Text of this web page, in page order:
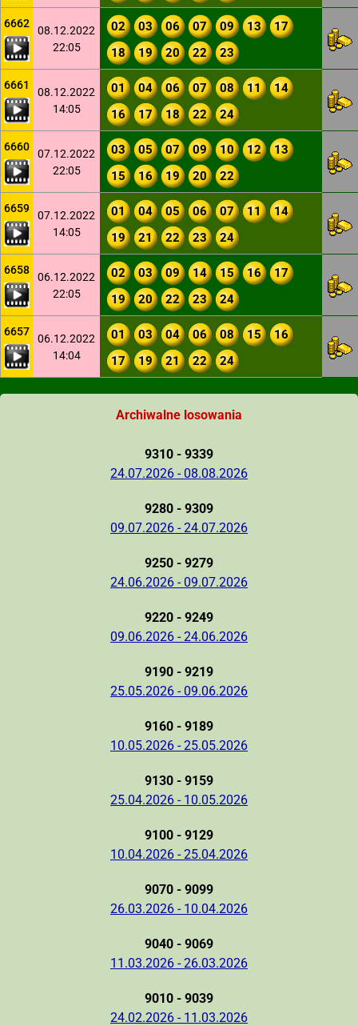
6662
08.12.2022
22:05
02 03 06 07 09 13
17
18
19 20 22 23
6661
08.12.2022
14:05
01 04 06 07 08 11
14
16
17 18 22 24
6660
07.12.2022
22:05
03 05 07 09 10 12
13
15
16 19 20 22
6659
07.12.2022
14:05
01 04 05 06 07 11
14
19
21 22 23 24
6658
06.12.2022
22:05
02 03 09 14 15 16
17
19
20 22 23 24
6657
06.12.2022
14:04
01 03 04 06 08 15
16
17
19 21 22 24
Archiwalne losowania
9310 - 9339
24.07.2026 - 08.08.2026
9280 - 9309
09.07.2026 - 24.07.2026
9250 - 9279
24.06.2026 - 09.07.2026
9220 - 9249
09.06.2026 - 24.06.2026
9190 - 9219
25.05.2026 - 09.06.2026
9160 - 9189
10.05.2026 - 25.05.2026
9130 - 9159
25.04.2026 - 10.05.2026
9100 - 9129
10.04.2026 - 25.04.2026
9070 - 9099
26.03.2026 - 10.04.2026
9040 - 9069
11.03.2026 - 26.03.2026
9010 - 9039
24.02.2026 - 11.03.2026